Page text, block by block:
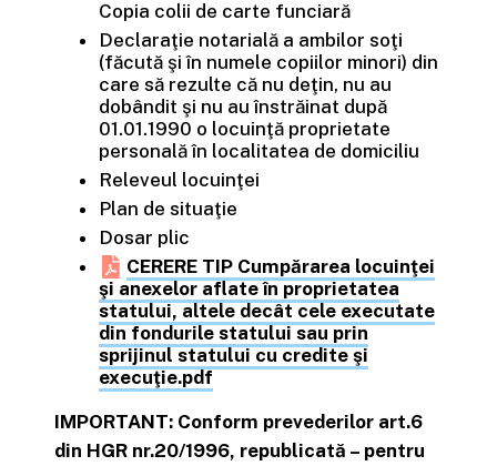
Copia colii de carte funciară
Declaraţie notarială a ambilor soţi
(făcută şi în numele copiilor minori) din
care să rezulte că nu deţin, nu au
dobândit şi nu au înstrăinat după
01.01.1990 o locuinţă proprietate
personală în localitatea de domiciliu
Releveul locuinţei
Plan de situaţie
Dosar plic
CERERE TIP Cumpărarea locuinţei
şi anexelor aflate în proprietatea
statului, altele decât cele executate
din fondurile statului sau prin
sprijinul statului cu credite şi
execuţie.pdf
IMPORTANT: Conform prevederilor art.6
din HGR nr.20/1996, republicată – pentru